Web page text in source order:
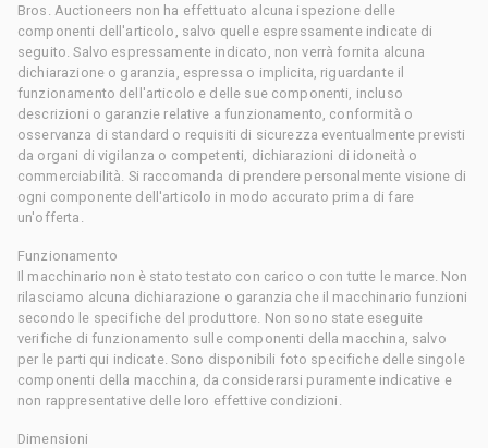
Bros. Auctioneers non ha effettuato alcuna ispezione delle
componenti dell'articolo, salvo quelle espressamente indicate di
seguito. Salvo espressamente indicato, non verrà fornita alcuna
dichiarazione o garanzia, espressa o implicita, riguardante il
funzionamento dell'articolo e delle sue componenti, incluso
descrizioni o garanzie relative a funzionamento, conformità o
osservanza di standard o requisiti di sicurezza eventualmente previsti
da organi di vigilanza o competenti, dichiarazioni di idoneità o
commerciabilità. Si raccomanda di prendere personalmente visione di
ogni componente dell'articolo in modo accurato prima di fare
un'offerta.
Funzionamento
Il macchinario non è stato testato con carico o con tutte le marce. Non
rilasciamo alcuna dichiarazione o garanzia che il macchinario funzioni
secondo le specifiche del produttore. Non sono state eseguite
verifiche di funzionamento sulle componenti della macchina, salvo
per le parti qui indicate. Sono disponibili foto specifiche delle singole
componenti della macchina, da considerarsi puramente indicative e
non rappresentative delle loro effettive condizioni.
Dimensioni